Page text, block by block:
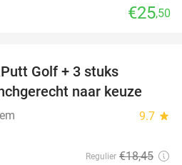
€25,50
Golf + 3 stuks
naar keuze
9.7 star
Regulier €18,45